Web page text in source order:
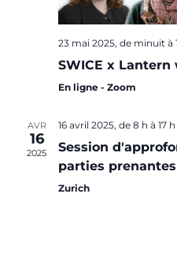
23 mai 2025, de minuit à
SWICE x
En ligne - Zoom
AVR
16
2025
16 avril 2025, de 8 h à 17 h
Session
parties prenantes
Zurich